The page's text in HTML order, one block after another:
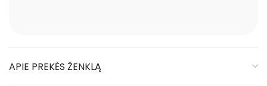
APIE PREKĖS ŽENKLĄ